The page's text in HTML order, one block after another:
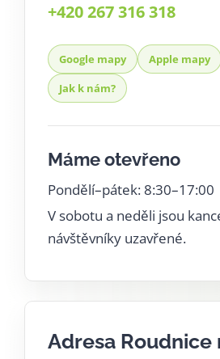
+420 267 316 318
Google mapy Apple mapy
Jak k nám?
Máme otevřeno
Pondělí–pátek: 8:30–17:00
V sobotu a neděli jsou
návštěvníky uzavřené.
Adresa